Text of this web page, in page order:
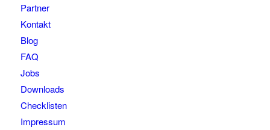
Partner
Kontakt
Blog
FAQ
Jobs
Downloads
Checklisten
Impressum